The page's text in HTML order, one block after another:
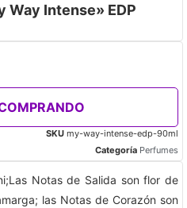
Way Intense» EDP
SKU my-way-intense-edp-90ml
Categoría Perfumes
Notas de Salida son flor de
las Notas de Corazón son